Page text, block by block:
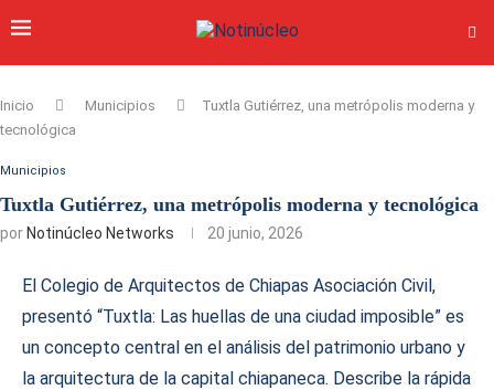
Inicio Municipios
Tuxtla Gutiérrez, una metrópolis moderna y
tecnológica
Municipios
Tuxtla Gutiérrez, una metrópolis moderna y tecnológica
por Notinúcleo Networks 20 junio, 2026
El Colegio de Arquitectos de Chiapas Asociación Civil,
presentó “Tuxtla: Las huellas de una ciudad imposible” es
un concepto central en el análisis del patrimonio urbano y
la arquitectura de la capital chiapaneca. Describe la rápida